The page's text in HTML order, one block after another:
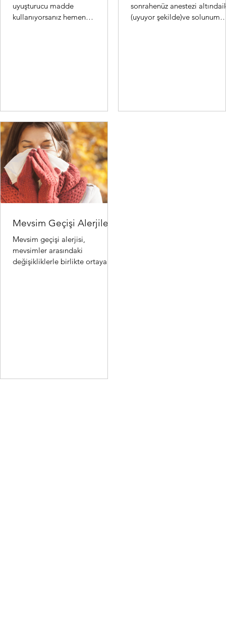
uyuşturucu madde
kullanıyorsanız hemen
sonrahenüz anestezi
(uyuyor şekilde)ve solunum
Mevsim Geçişi Alerjileri
Mevsim geçişi alerjisi,
mevsimler arasındaki
değişikliklerle birlikte ortaya